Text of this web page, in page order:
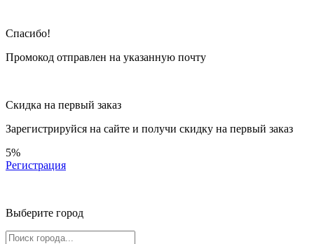
Спасибо!
Промокод отправлен на указанную почту
Скидка на первый заказ
Зарегистрируйся на сайте и получи скидку на первый заказ
5%
Регистрация
Выберите город